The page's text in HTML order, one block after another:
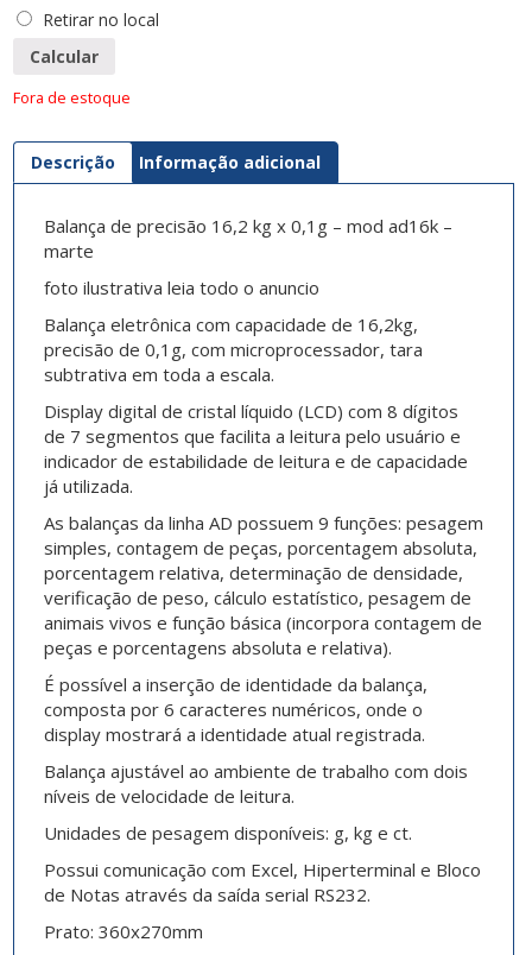
Retirar no local
Calcular
Fora de estoque
Descrição Informação adicional
Balança de precisão 16,2 kg x 0,1g – mod ad16k –
marte
foto ilustrativa leia todo o anuncio
Balança eletrônica com capacidade de 16,2kg,
precisão de 0,1g, com microprocessador, tara
subtrativa em toda a escala.
Display digital de cristal líquido (LCD) com 8 dígitos
de 7 segmentos que facilita a leitura pelo usuário e
indicador de estabilidade de leitura e de capacidade
já utilizada.
As balanças da linha AD possuem 9 funções: pesagem
simples, contagem de peças, porcentagem absoluta,
porcentagem relativa, determinação de densidade,
verificação de peso, cálculo estatístico, pesagem de
animais vivos e função básica (incorpora contagem de
peças e porcentagens absoluta e relativa).
É possível a inserção de identidade da balança,
composta por 6 caracteres numéricos, onde o
display mostrará a identidade atual registrada.
Balança ajustável ao ambiente de trabalho com dois
níveis de velocidade de leitura.
Unidades de pesagem disponíveis: g, kg e ct.
Possui comunicação com Excel, Hiperterminal e Bloco
de Notas através da saída serial RS232.
Prato: 360x270mm